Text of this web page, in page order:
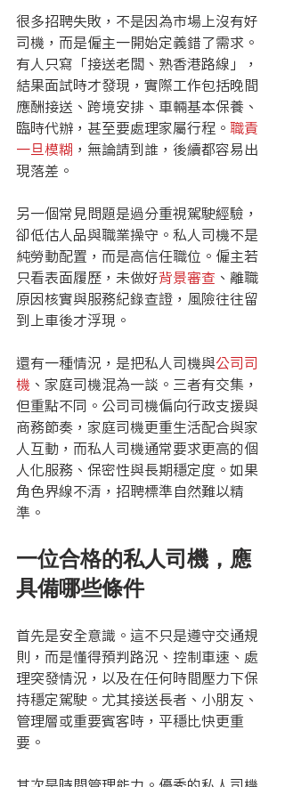
很多招聘失敗，不是因為市場上沒有好
司機，而是僱主一開始定義錯了需求。
有人只寫「接送老闆、熟香港路線」，
結果面試時才發現，實際工作包括晚間
應酬接送、跨境安排、車輛基本保養、
臨時代辦，甚至要處理家屬行程。 職責
一旦模糊 ，無論請到誰，後續都容易出
現落差。
另一個常見問題是過分重視駕駛經驗，
卻低估人品與職業操守。私人司機不是
純勞動配置，而是高信任職位。僱主若
只看表面履歷，未做好背景審查 、離職
原因核實與服務紀錄查證，風險往往留
到上車後才浮現。
還有一種情況，是把私人司機與公司司
機 、家庭司機混為一談。三者有交集，
但重點不同。公司司機偏向行政支援與
商務節奏，家庭司機更重生活配合與家
人互動，而私人司機通常要求更高的個
人化服務、保密性與長期穩定度。如果
角色界線不清，招聘標準自然難以精
準。
一位合格的私人司機，應
具備哪些條件
首先是安全意識。這不只是遵守交通規
則，而是懂得預判路況、控制車速、處
理突發情況，以及在任何時間壓力下保
持穩定駕駛。尤其接送長者、小朋友、
管理層或重要賓客時，平穩比快更重
要。